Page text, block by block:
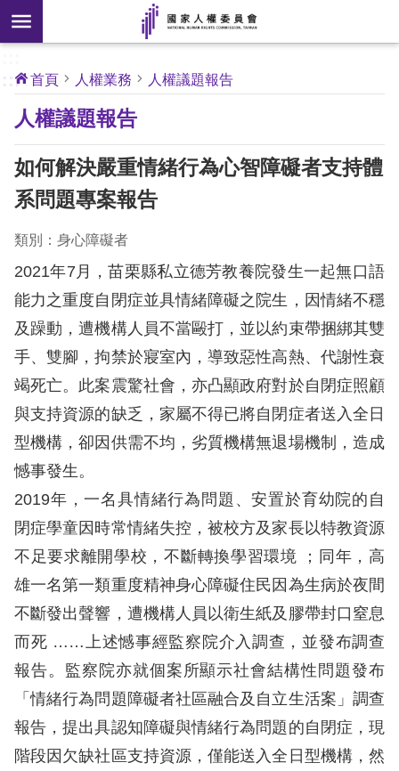
前往主要內容區塊
搜
尋
開
新
]
核
心
人
權
公
約
關
於
最
新
消
息
人
權
業
務
核
心
人
權
公
陳
情
:::
首頁 人權業務 人權議題報告
人權議題報告
如何解決嚴重情緒行為心智障礙者支持體
系問題專案報告
類別：身心障礙者
2021年7月，苗栗縣私立德芳教養院發生一起無口語
能力之重度自閉症並具情緒障礙之院生，因情緒不穩
及躁動，遭機構人員不當毆打，並以約束帶捆綁其雙
手、雙腳，拘禁於寢室內，導致惡性高熱、代謝性衰
竭死亡。此案震驚社會，亦凸顯政府對於自閉症照顧
與支持資源的缺乏，家屬不得已將自閉症者送入全日
型機構，卻因供需不均，劣質機構無退場機制，造成
憾事發生。
2019年，一名具情緒行為問題、安置於育幼院的自
閉症學童因時常情緒失控，被校方及家長以特教資源
不足要求離開學校，不斷轉換學習環境 ；同年，高
雄一名第一類重度精神身心障礙住民因為生病於夜間
不斷發出聲響，遭機構人員以衛生紙及膠帶封口窒息
而死 ……上述憾事經監察院介入調查，並發布調查
報告。監察院亦就個案所顯示社會結構性問題發布
「情緒行為問題障礙者社區融合及自立生活案」調查
報告，提出具認知障礙與情緒行為問題的自閉症，現
階段因欠缺社區支持資源，僅能送入全日型機構，然